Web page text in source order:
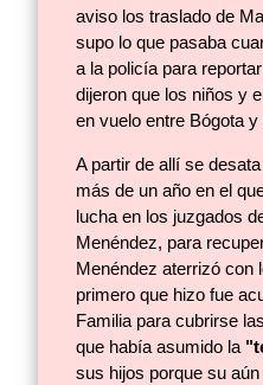
aviso los traslado de
supo lo que pasaba
a la policía para
dijeron que los niños y
en vuelo entre Bógota y
A partir de allí se
más de un año en el
lucha en los juzgados
Menéndez, para
Menéndez aterrizó con
primero que hizo fue
Familia para cubrirse
que había asumido la
sus hijos porque su